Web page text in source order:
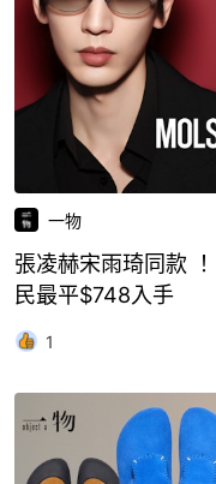
一物
張凌赫宋雨琦同款
民最平$748入手
1